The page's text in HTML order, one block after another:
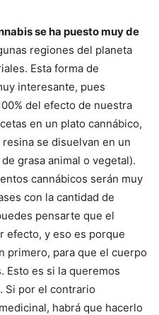
se ha puesto muy de
regiones del planeta
Esta forma de
interesante, pues
del efecto de nuestra
en un plato cannábico,
se disuelvan en un
grasa animal o vegetal).
cannábicos serán muy
con la cantidad de
pensarte que el
efecto, y eso es porque
primero, para que el cuerpo
Esto es si la queremos
Si por el contrario
habrá que hacerlo